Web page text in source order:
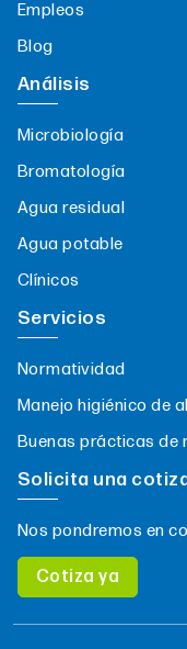
Empleos
Blog
Análisis
Microbiología
Bromatología
Agua residual
Agua potable
Clínicos
Servicios
Normatividad
Manejo higiénico de
Buenas prácticas de
Solicita una
Nos pondremos en
Cotiza ya